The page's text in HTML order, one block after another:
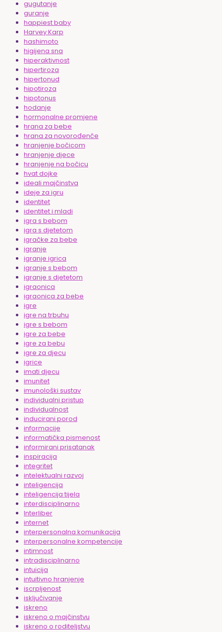
gugutanje
guranje
happiest baby
Harvey Karp
hashimoto
higijena sna
hiperaktivnost
hipertiroza
hipertonud
hipotiroza
hipotonus
hodanje
hormonalne promjene
hrana za bebe
hrana za novorođenče
hranjenje bočicom
hranjenje djece
hranjenje na bočicu
hvat dojke
ideali majčinstva
ideje za igru
identitet
identitet i mladi
igra s bebom
igra s djetetom
igračke za bebe
igranje
igranje igrica
igranje s bebom
igranje s djetetom
igraonica
igraonica za bebe
igre
igre na trbuhu
igre s bebom
igre za bebe
igre za bebu
igre za djecu
igrice
imati djecu
imunitet
imunološki sustav
individualni pristup
individualnost
inducirani porod
informacije
informatička pismenost
informirani prisatanak
inspiracija
integritet
intelektualni razvoj
inteligencija
inteligencija tijela
interdisciplinarno
Interliber
internet
interpersonalna komunikacija
interpersonalne kompetencije
intimnost
intradisciplinarno
intuicija
intuitivno hranjenje
iscrpljenost
isključivanje
iskreno
iskreno o majčinstvu
iskreno o roditeljstvu